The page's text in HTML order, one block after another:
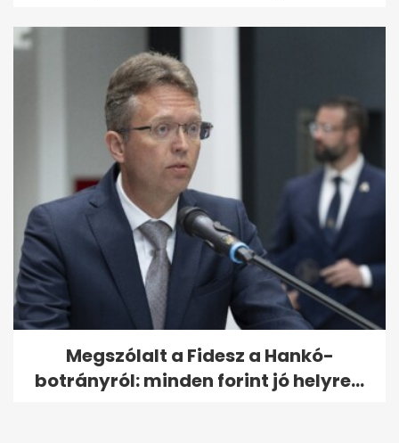
Megszólalt a Fidesz a Hankó-
botrányról: minden forint jó helyre...